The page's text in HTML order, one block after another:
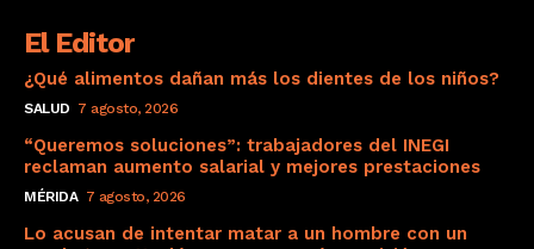
El Editor
¿Qué alimentos dañan más los dientes de los niños?
SALUD 7 agosto, 2026
“Queremos soluciones”: trabajadores del INEGI
reclaman aumento salarial y mejores prestaciones
MÉRIDA 7 agosto, 2026
Lo acusan de intentar matar a un hombre con un